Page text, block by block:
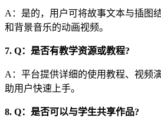
A：是的，用户可将故事文本与插图
和背景音乐的动画视频。
7. Q：是否有教学资源或教程?
A：平台提供详细的使用教程、视频
助用户快速上手。
8. Q：是否可以与学生共享作品?